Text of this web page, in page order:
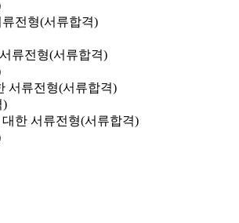
전형(서류합격)
류전형(서류합격)
서류전형(서류합격)
)
한 서류전형(서류합격)